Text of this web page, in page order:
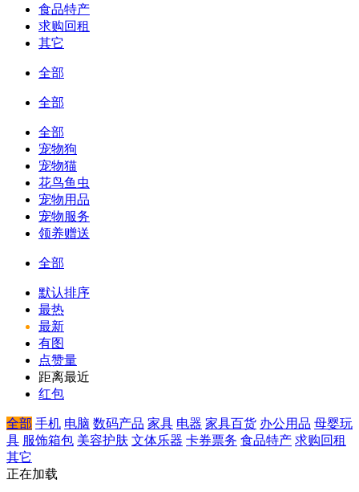
食品特产
求购回租
其它
全部
全部
全部
宠物狗
宠物猫
花鸟鱼虫
宠物用品
宠物服务
领养赠送
全部
默认排序
最热
最新
有图
点赞量
距离最近
红包
全部 手机 电脑 数码产品 家具 电器 家具百货 办公用品 母婴玩
具 服饰箱包 美容护肤 文体乐器 卡券票务 食品特产 求购回租
其它
正在加载